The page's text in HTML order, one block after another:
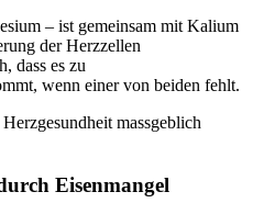
– ist gemeinsam mit Kalium
der Herzzellen
dass es zu
wenn einer von beiden fehlt.
massgeblich
Eisenmangel